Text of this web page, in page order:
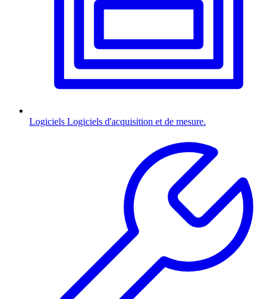
Logiciels Logiciels d'acquisition et de mesure.